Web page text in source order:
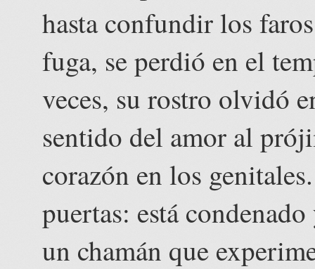
hasta confundir los
fuga, se perdió en el
veces, su rostro olvidó
sentido del amor al
corazón en los
puertas: está
un chamán que